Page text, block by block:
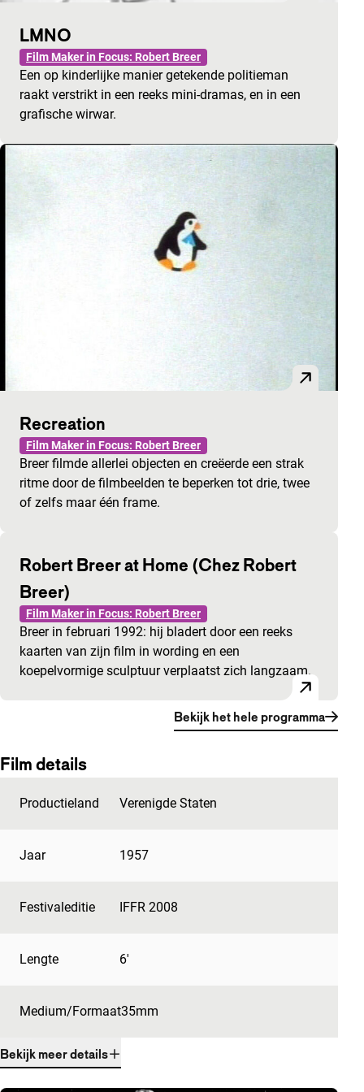
LMNO
Film Maker in Focus: Robert Breer
Een op kinderlijke manier getekende politieman
raakt verstrikt in een reeks mini-dramas, en in een
grafische wirwar.
Recreation
Film Maker in Focus: Robert Breer
Breer filmde allerlei objecten en creëerde een strak
ritme door de filmbeelden te beperken tot drie, twee
of zelfs maar één frame.
Robert Breer at Home (Chez Robert
Breer)
Film Maker in Focus: Robert Breer
Breer in februari 1992: hij bladert door een reeks
kaarten van zijn film in wording en een
koepelvormige sculptuur verplaatst zich langzaam.
Bekijk het hele programma
Film details
Productieland Verenigde Staten
Jaar 1957
Festivaleditie IFFR 2008
Lengte 6'
Medium/Formaat35mm
Bekijk meer details